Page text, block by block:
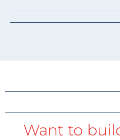
Want to